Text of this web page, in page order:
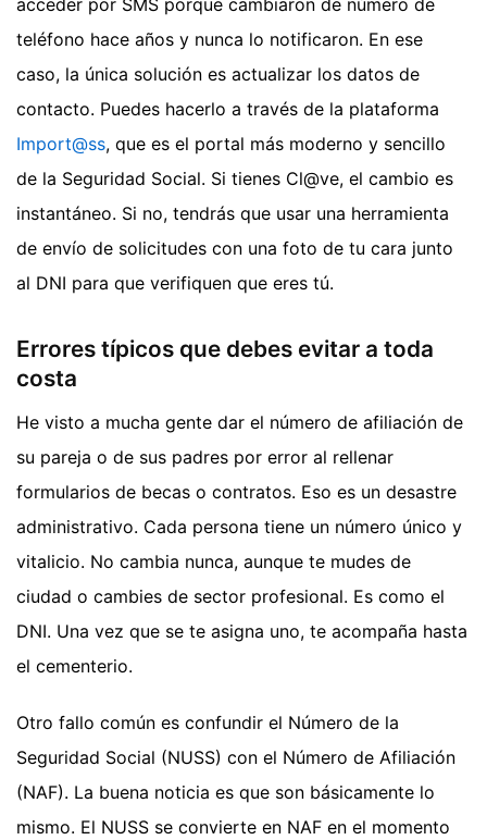
acceder por SMS porque cambiaron de número de
teléfono hace años y nunca lo notificaron. En ese
caso, la única solución es actualizar los datos de
contacto. Puedes hacerlo a través de la plataforma
Import@ss, que es el portal más moderno y sencillo
de la Seguridad Social. Si tienes Cl@ve, el cambio es
instantáneo. Si no, tendrás que usar una herramienta
de envío de solicitudes con una foto de tu cara junto
al DNI para que verifiquen que eres tú.
Errores típicos que debes evitar a toda
costa
He visto a mucha gente dar el número de afiliación de
su pareja o de sus padres por error al rellenar
formularios de becas o contratos. Eso es un desastre
administrativo. Cada persona tiene un número único y
vitalicio. No cambia nunca, aunque te mudes de
ciudad o cambies de sector profesional. Es como el
DNI. Una vez que se te asigna uno, te acompaña hasta
el cementerio.
Otro fallo común es confundir el Número de la
Seguridad Social (NUSS) con el Número de Afiliación
(NAF). La buena noticia es que son básicamente lo
mismo. El NUSS se convierte en NAF en el momento